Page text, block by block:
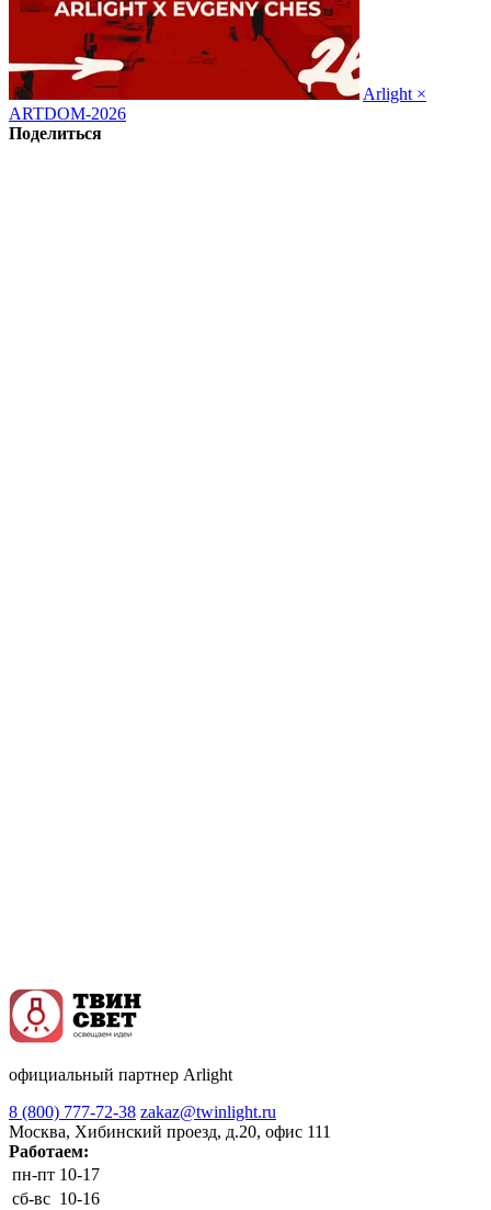
Arlight ×
ARTDOM-2026
Поделиться
официальный партнер Arlight
8 (800) 777-72-38 zakaz@twinlight.ru
Москва, Хибинский проезд, д.20, офис 111
Работаем:
пн-пт 10-17
сб-вс 10-16